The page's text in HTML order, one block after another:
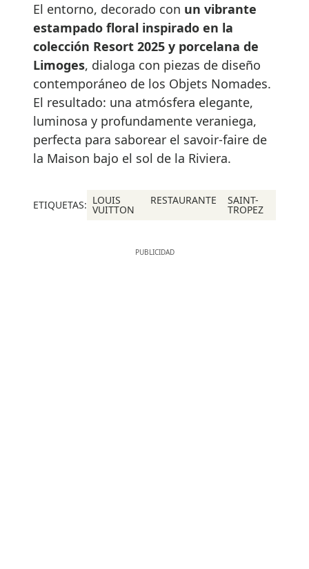
El entorno, decorado con un vibrante
estampado floral inspirado en la
colección Resort 2025 y porcelana de
Limoges, dialoga con piezas de diseño
contemporáneo de los Objets Nomades.
El resultado: una atmósfera elegante,
luminosa y profundamente veraniega,
perfecta para saborear el savoir-faire de
la Maison bajo el sol de la Riviera.
ETIQUETAS: LOUIS
VUITTON
RESTAURANTE SAINT-
TROPEZ